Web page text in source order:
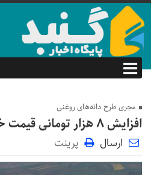
مجری طرح دانه‌های روغنی
افزایش ۸ هزار تومانی قیمت خرید تضمینی کلزا
ارسال پرینت